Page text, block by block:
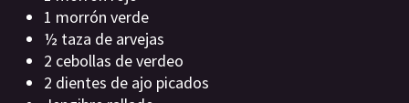
1 morrón verde
½ taza de arvejas
2 cebollas de verdeo
2 dientes de ajo picados